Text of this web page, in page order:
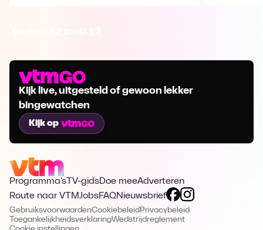
Kijk live, uitgesteld of gewoon lekker
bingewatchen
Kijk op
Programma's TV-gidsDoe meeAdverteren
Route naar VTMJobsFAQNieuwsbrief
GebruiksvoorwaardenCookiebeleid Privacybeleid
ToegankelijkheidsverklaringWedstrijdreglement